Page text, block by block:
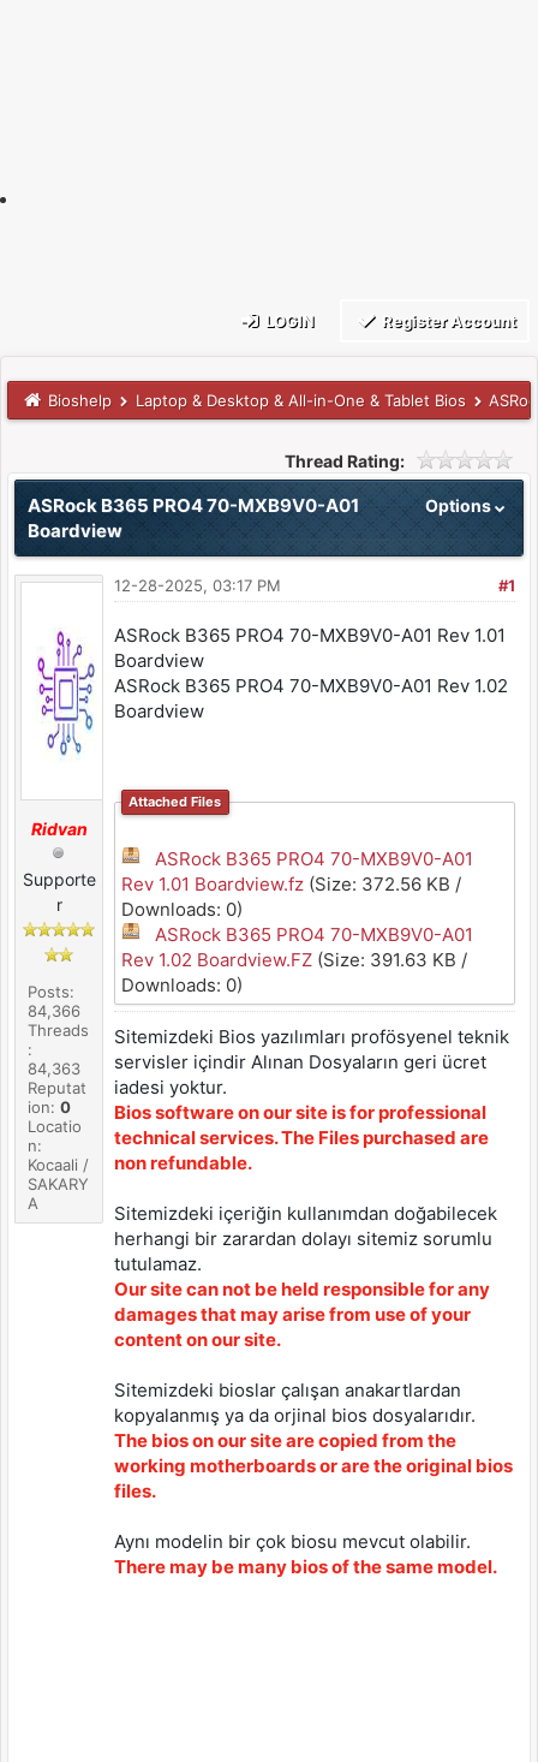
LOGIN Register Account
Bioshelp Laptop & Desktop & All-in-One & Tablet Bios
Thread Rating:
Options
ASRock B365 PRO4 70-MXB9V0-A01
Boardview
Ridvan
Supporte
r
Posts:
84,366
Threads
:
84,363
Reputat
ion:0
Locatio
n:
Kocaali /
SAKARY
A
#1
12-28-2025, 03:17 PM
ASRock B365 PRO4 70-MXB9V0-A01 Rev 1.01
Boardview
ASRock B365 PRO4 70-MXB9V0-A01 Rev 1.02
Boardview
Attached Files
ASRock B365 PRO4 70-MXB9V0-A01
Rev 1.01 Boardview.fz(Size: 372.56 KB /
Downloads: 0)
ASRock B365 PRO4 70-MXB9V0-A01
Rev 1.02 Boardview.FZ(Size: 391.63 KB /
Downloads: 0)
Sitemizdeki Bios yazılımları profösyenel teknik
servisler içindir Alınan Dosyaların geri ücret
iadesi yoktur.
Bios software on our site is for professional
technical services. The Files purchased are
non refundable.
Sitemizdeki içeriğin kullanımdan doğabilecek
herhangi bir zarardan dolayı sitemiz sorumlu
tutulamaz.
Our site can not be held responsible for any
damages that may arise from use of your
content on our site.
Sitemizdeki bioslar çalışan anakartlardan
kopyalanmış ya da orjinal bios dosyalarıdır.
The bios on our site are copied from the
working motherboards or are the original bios
files.
Aynı modelin bir çok biosu mevcut olabilir.
There may be many bios of the same model.